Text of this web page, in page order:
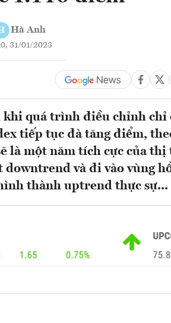
Hà Anh
31/01/2023
khi quá trình điều chỉnh chỉ
tiếp tục đà tăng điểm,
là một năm tích cực của
và đi vào vùng
thành uptrend thực sự...